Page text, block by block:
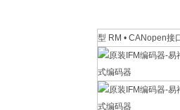
型 RM • CANopen接